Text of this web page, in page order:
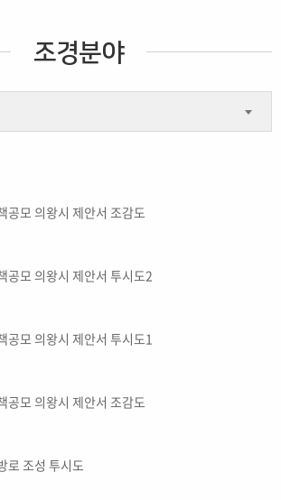
조경분야
모 의왕시 제안서 조감도
공모 의왕시 제안서 투시도2
공모 의왕시 제안서 투시도1
모 의왕시 제안서 조감도
로 조성 투시도